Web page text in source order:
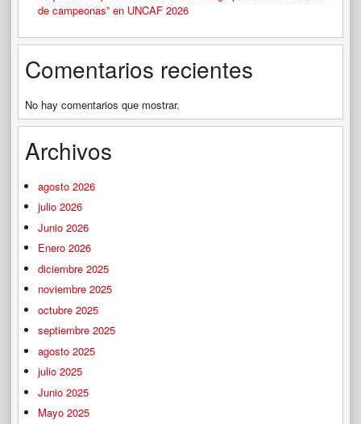
de campeonas” en UNCAF 2026
Comentarios recientes
No hay comentarios que mostrar.
Archivos
agosto 2026
julio 2026
Junio 2026
Enero 2026
diciembre 2025
noviembre 2025
octubre 2025
septiembre 2025
agosto 2025
julio 2025
Junio 2025
Mayo 2025